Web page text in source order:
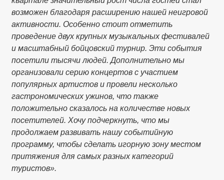
возможен благодаря расширению нашей неигровой
активности. Особенно стоит отметить
проведение двух крупных музыкальных фестивалей
и масштабный бойцовский турнир. Эти события
посетили тысячи людей. Дополнительно мы
организовали серию концертов с участием
популярных артистов и провели несколько
гастрономических ужинов, что также
положительно сказалось на количестве новых
посетителей. Хочу подчеркнуть, что мы
продолжаем развивать нашу событийную
программу, чтобы сделать игорную зону местом
притяжения для самых разных категорий
туристов».